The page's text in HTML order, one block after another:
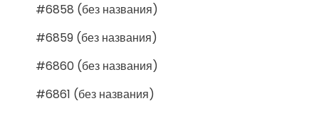
#6858 (без названия)
#6859 (без названия)
#6860 (без названия)
#6861 (без названия)